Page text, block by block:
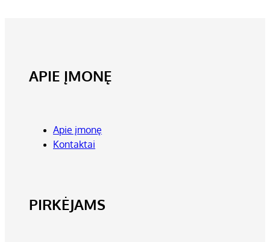
APIE ĮMONĘ
Apie įmonę
Kontaktai
PIRKĖJAMS